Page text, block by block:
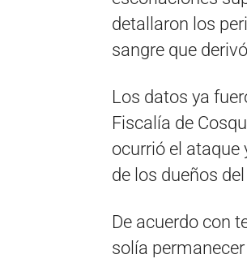
detallaron los
sangre que
Los datos ya
Fiscalía de
ocurrió el
de los dueños
De acuerdo con
solía